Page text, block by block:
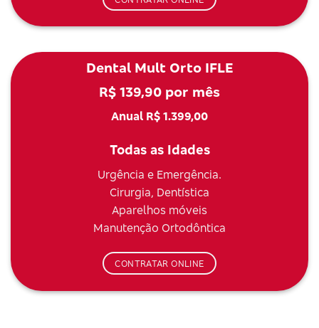
Dental Mult Orto IFLE
R$ 139,90 por mês
Anual R$ 1.399,00
Todas as Idades
Urgência e Emergência.
Cirurgia, Dentística
Aparelhos móveis
Manutenção Ortodôntica
CONTRATAR ONLINE